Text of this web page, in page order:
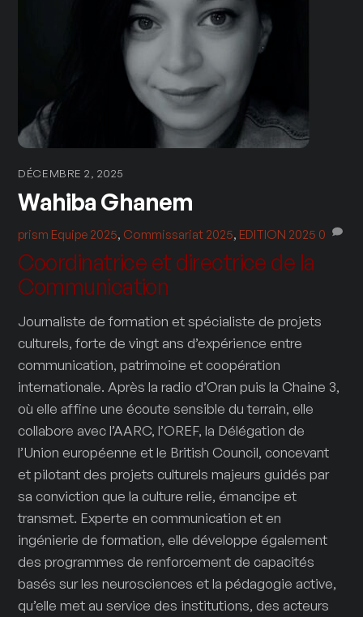
DÉCEMBRE 2, 2025
Wahiba Ghanem
prism Equipe 2025, Commissariat 2025, EDITION 2025 0
Coordinatrice et directrice de la
Communication
Journaliste de formation et spécialiste de projets
culturels, forte de vingt ans d’expérience entre
communication, patrimoine et coopération
internationale. Après la radio d’Oran puis la Chaine 3,
où elle affine une écoute sensible du terrain, elle
collabore avec l’AARC, l’OREF, la Délégation de
l’Union européenne et le British Council, concevant
et pilotant des projets culturels majeurs guidés par
sa conviction que la culture relie, émancipe et
transmet. Experte en communication et en
ingénierie de formation, elle développe également
des programmes de renforcement de capacités
basés sur les neurosciences et la pédagogie active,
qu’elle met au service des institutions, des acteurs